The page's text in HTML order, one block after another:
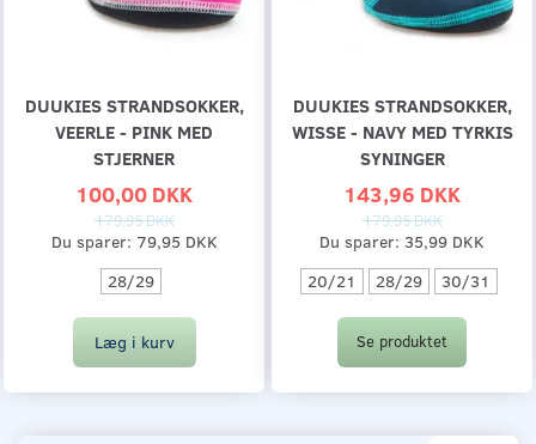
DUUKIES STRANDSOKKER,
VEERLE - PINK MED
STJERNER
100,00 DKK
179,95 DKK
Du sparer: 79,95 DKK
28/29
Læg i kurv
DUUKIES STRANDSOKKER,
WISSE - NAVY MED TYRKIS
SYNINGER
143,96 DKK
179,95 DKK
Du sparer: 35,99 DKK
20/21
28/29 30/31
Se produktet